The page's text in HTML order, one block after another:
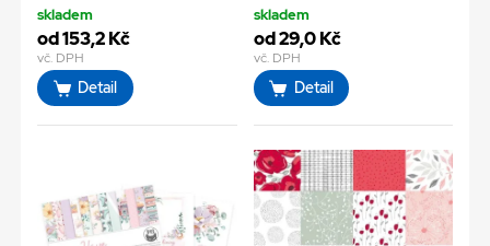
skladem
od 153,2 Kč
vč. DPH
Detail
skladem
od 29,0 Kč
vč. DPH
Detail